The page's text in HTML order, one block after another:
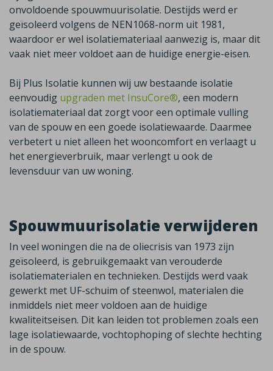
onvoldoende spouwmuurisolatie. Destijds werd er
geïsoleerd volgens de NEN1068-norm uit 1981,
waardoor er wel isolatiemateriaal aanwezig is, maar dit
vaak niet meer voldoet aan de huidige energie-eisen.
Bij Plus Isolatie kunnen wij uw bestaande isolatie
eenvoudig upgraden met InsuCore®, een modern
isolatiemateriaal dat zorgt voor een optimale vulling
van de spouw en een goede isolatiewaarde. Daarmee
verbetert u niet alleen het wooncomfort en verlaagt u
het energieverbruik, maar verlengt u ook de
levensduur van uw woning.
Spouwmuurisolatie verwijderen
In veel woningen die na de oliecrisis van 1973 zijn
geïsoleerd, is gebruikgemaakt van verouderde
isolatiematerialen en technieken. Destijds werd vaak
gewerkt met UF-schuim of steenwol, materialen die
inmiddels niet meer voldoen aan de huidige
kwaliteitseisen. Dit kan leiden tot problemen zoals een
lage isolatiewaarde, vochtophoping of slechte hechting
in de spouw.